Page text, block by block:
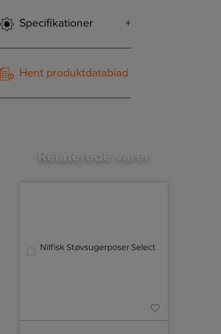
Specifikationer
Hent produktdatablad
Relaterede varer